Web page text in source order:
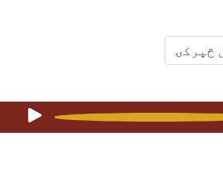
څپرکۍ